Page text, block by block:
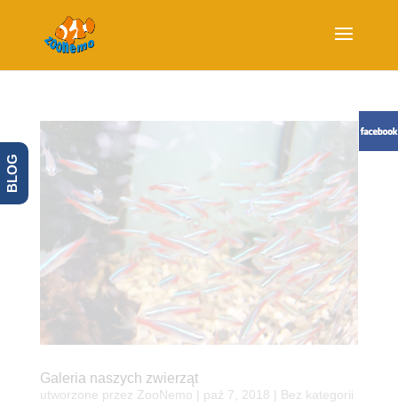
Galeria naszych zwierząt
utworzone przez ZooNemo paź 7, 2018 | Bez kategorii
BLOG